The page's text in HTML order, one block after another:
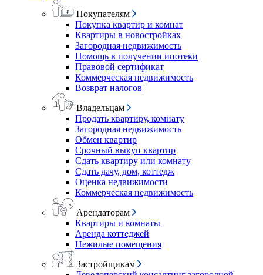
Покупателям
Покупка квартир и комнат
Квартиры в новостройках
Загородная недвижимость
Помощь в получении ипотеки
Правовой сертификат
Коммерческая недвижимость
Возврат налогов
Владельцам
Продать квартиру, комнату
Загородная недвижимость
Обмен квартир
Срочный выкуп квартир
Сдать квартиру или комнату
Сдать дачу, дом, коттедж
Оценка недвижимости
Коммерческая недвижимость
Арендаторам
Квартиры и комнаты
Аренда коттеджей
Нежилые помещения
Застройщикам